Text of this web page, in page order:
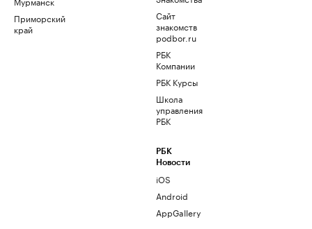
Приморский
край
Сайт
знакомств
podbor.ru
РБК
Компании
РБК Курсы
Школа
управления
РБК
РБК
Новости
iOS
Android
AppGallery